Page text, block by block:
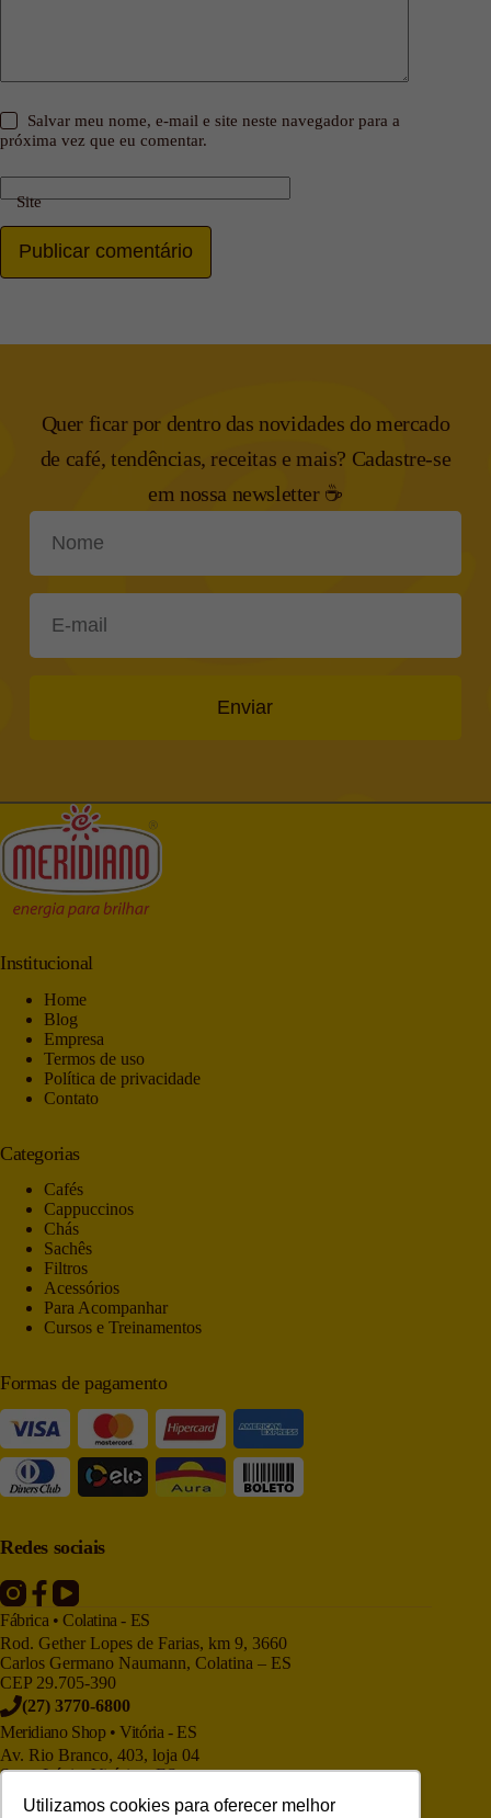
Utilizamos cookies para oferecer melhor
Salvar meu nome, e-mail e site neste navegador para a
próxima vez que eu comentar.
Site
Publicar comentário
Quer ficar por dentro das novidades do mercado
de café, tendências, receitas e mais? Cadastre-se
em nossa newsletter ☕
Enviar
Institucional
Home
Blog
Empresa
Termos de uso
Política de privacidade
Contato
Categorias
Cafés
Cappuccinos
Chás
Sachês
Filtros
Acessórios
Para Acompanhar
Cursos e Treinamentos
Formas de pagamento
Redes sociais
Fábrica • Colatina - ES
Rod. Gether Lopes de Farias, km 9, 3660
Carlos Germano Naumann, Colatina – ES
CEP 29.705-390
(27) 3770-6800
Meridiano Shop • Vitória - ES
Av. Rio Branco, 403, loja 04
Santa Lúcia, Vitória – ES
CEP 29.050-705